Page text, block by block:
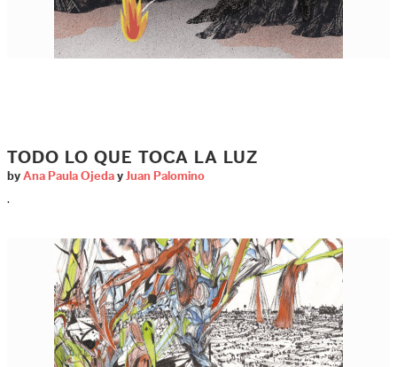
TODO LO QUE TOCA LA LUZ
by Ana Paula Ojeda y Juan Palomino
.